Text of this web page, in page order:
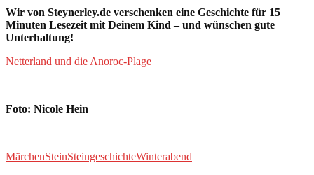
Wir von Steynerley.de verschenken eine Geschichte für 15
Minuten Lesezeit mit Deinem Kind – und wünschen gute
Unterhaltung!
Netterland und die Anoroc-Plage
Foto: Nicole Hein
MärchenSteinSteingeschichteWinterabend